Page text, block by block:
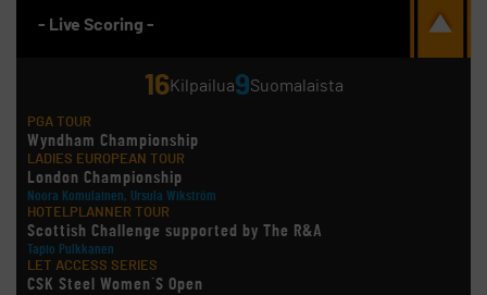
- Live Scoring -
16Kilpailua9Suomalaista
PGA TOUR
Wyndham Championship
LADIES EUROPEAN TOUR
London Championship
Noora Komulainen, Ursula Wikström
HOTELPLANNER TOUR
Scottish Challenge supported by The R&A
Tapio Pulkkanen
LET ACCESS SERIES
CSK Steel Women´S Open